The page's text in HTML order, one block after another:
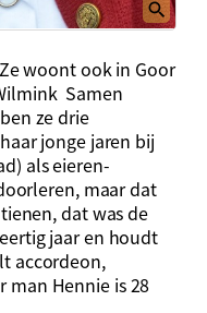
woont ook in Goor
Samen
ze drie
jonge jaren bij
als eieren-
maar dat
dat was de
jaar en houdt
accordeon,
man Hennie is 28